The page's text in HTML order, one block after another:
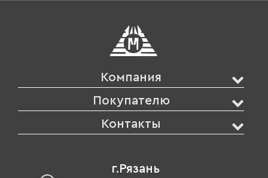
Компания
Покупателю
Контакты
г.Рязань